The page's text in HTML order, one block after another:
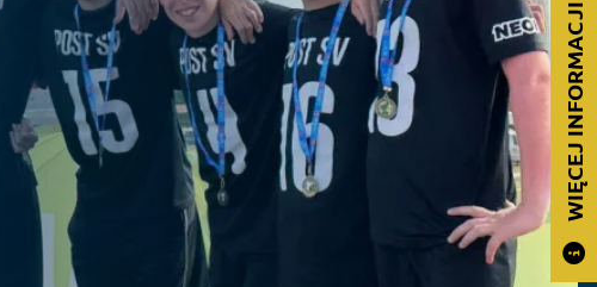
WIĘCEJ INFORMACJI